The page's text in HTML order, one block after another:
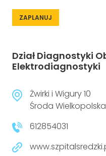
ZAPLANUJ
Dział Diagnostyki
Elektrodiagnostyki
Żwirki i Wigury 10
Środa Wielkopolska
612854031